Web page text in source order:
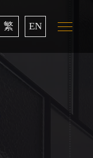
繁 EN